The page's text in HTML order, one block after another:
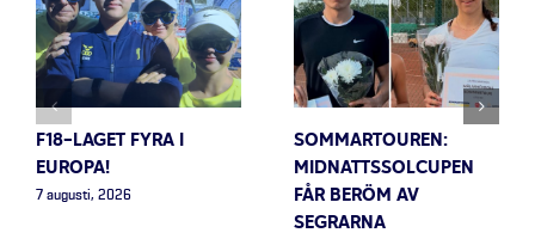
F18-LAGET FYRA I
EUROPA!
7 augusti, 2026
SOMMARTOUREN:
MIDNATTSSOLCUPEN
FÅR BERÖM AV
SEGRARNA